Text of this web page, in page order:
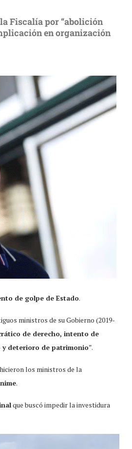
Fiscalía por “abolición
en organización
de golpe de Estado.
ministros de su Gobierno (2019-
de derecho, intento de
y deterioro de patrimonio”.
los ministros de la
.
que buscó impedir la investidura